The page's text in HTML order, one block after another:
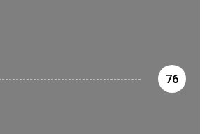
76